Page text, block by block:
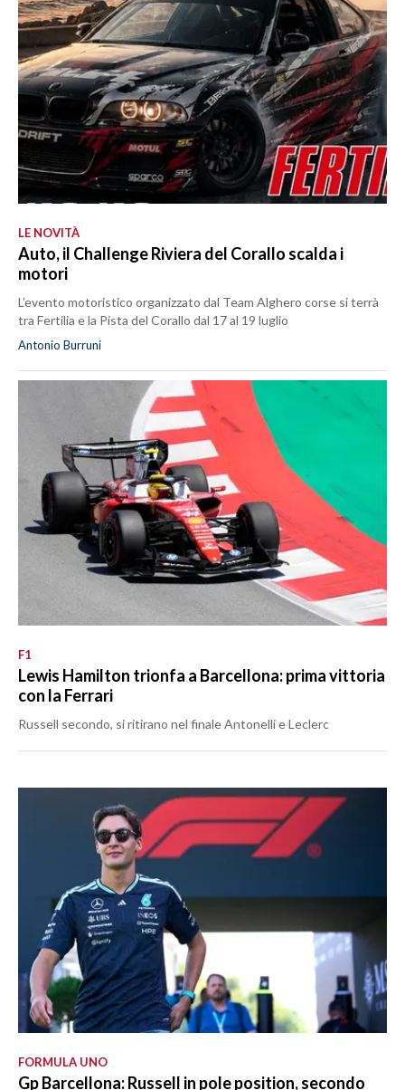
LE NOVITÀ
Auto, il Challenge Riviera del Corallo scalda i
motori
L’evento motoristico organizzato dal Team Alghero corse si terrà
tra Fertilia e la Pista del Corallo dal 17 al 19 luglio
Antonio Burruni
F1
Lewis Hamilton trionfa a Barcellona: prima vittoria
con la Ferrari
Russell secondo, si ritirano nel finale Antonelli e Leclerc
FORMULA UNO
Gp Barcellona: Russell in pole position, secondo